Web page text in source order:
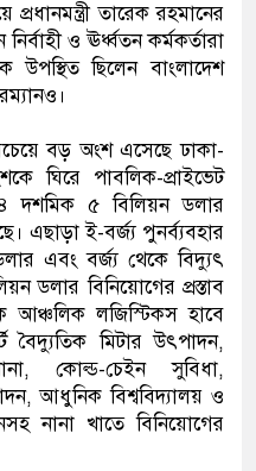
প্রধানমন্ত্রী তারেক রহমানের
ও ঊর্ধ্বতন কর্মকর্তারা
ছিলেন বাংলাদেশ
বড় অংশ এসেছে ঢাকা-
ঘিরে পাবলিক-প্রাইভেট
৪ দশমিক ৫ বিলিয়ন ডলার
এছাড়া ই-বর্জ্য পুনর্ব্যবহার
এবং বর্জ্য থেকে বিদ্যুৎ
ডলার বিনিয়োগের প্রস্তাব
আঞ্চলিক লজিস্টিকস হাবে
বৈদ্যুতিক মিটার উৎপাদন,
কোল্ড-চেইন সুবিধা,
আধুনিক বিশ্ববিদ্যালয় ও
নানা খাতে বিনিয়োগের